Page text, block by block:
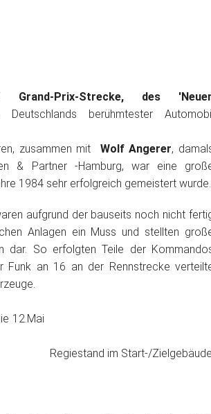
Grand-Prix-Strecke, des
Deutschlands berühmtester
zusammen mit Wolf Angerer,
& Partner -Hamburg, war eine
1984 sehr erfolgreich gemeistert
aufgrund der bauseits noch nicht
Anlagen ein Muss und stellten
dar. So erfolgten Teile der
Funk an 16 an der Rennstrecke
Regiestand im Start-/